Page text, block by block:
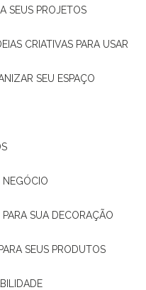
SEUS PROJETOS
CRIATIVAS PARA USAR
SEU ESPAÇO
NEGÓCIO
PARA SUA DECORAÇÃO
SEUS PRODUTOS